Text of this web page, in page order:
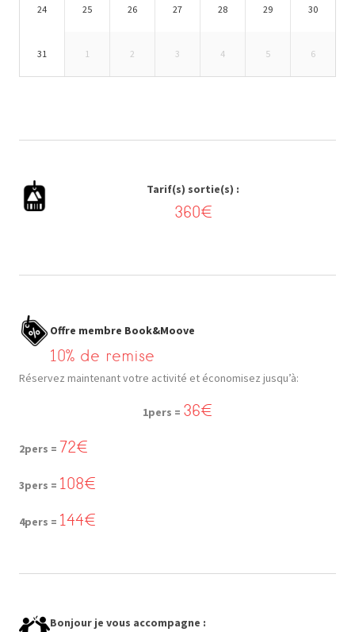
24 25 26 27 28 29 30
31 1 2 3 4 5 6
Tarif(s) sortie(s) :
360€
Offre membre Book&Moove
10% de remise
Réservez maintenant votre activité et économisez jusqu’à:
1pers = 36€
2pers = 72€
3pers = 108€
4pers = 144€
Bonjour je vous accompagne :